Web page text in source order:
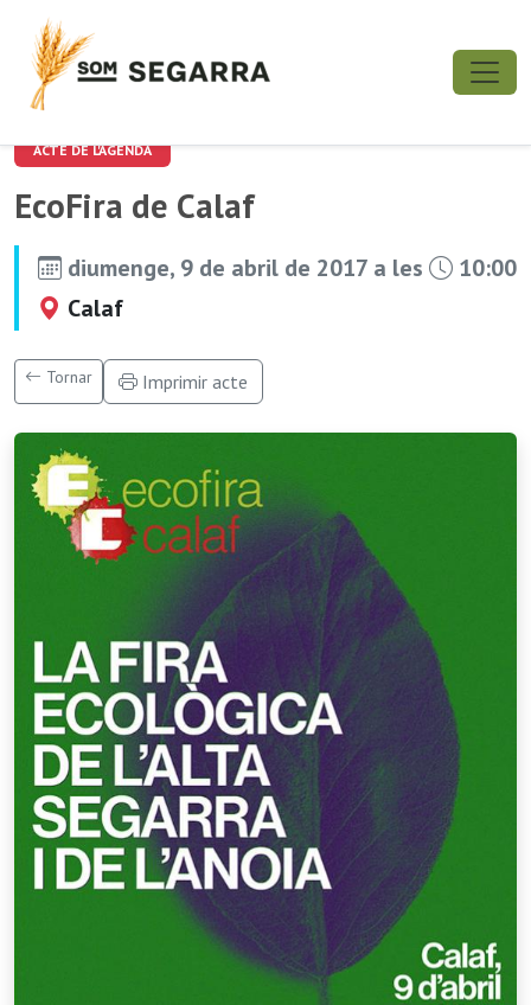
ACTE DE L'AGENDA
EcoFira de Calaf
diumenge, 9 de abril de 2017 a les
10:00
Calaf
Tornar Imprimir acte